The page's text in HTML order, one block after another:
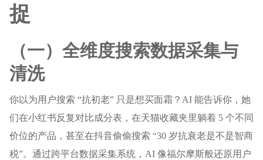
捉
（一）全维度搜索数据采集与
清洗
你以为用户搜索 “抗初老” 只是想买面霜？AI 能告诉你，她
们在小红书反复对比成分表，在天猫收藏夹里躺着 5 个不同
价位的产品，甚至在抖音偷偷搜索 “30 岁抗衰老是不是智商
税”。通过跨平台数据采集系统，AI 像福尔摩斯般还原用户